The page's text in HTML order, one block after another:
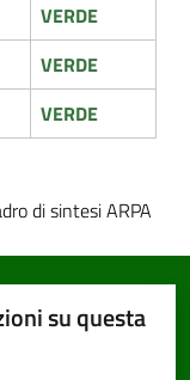
VERDE
VERDE
VERDE
di sintesi ARPA
su questa